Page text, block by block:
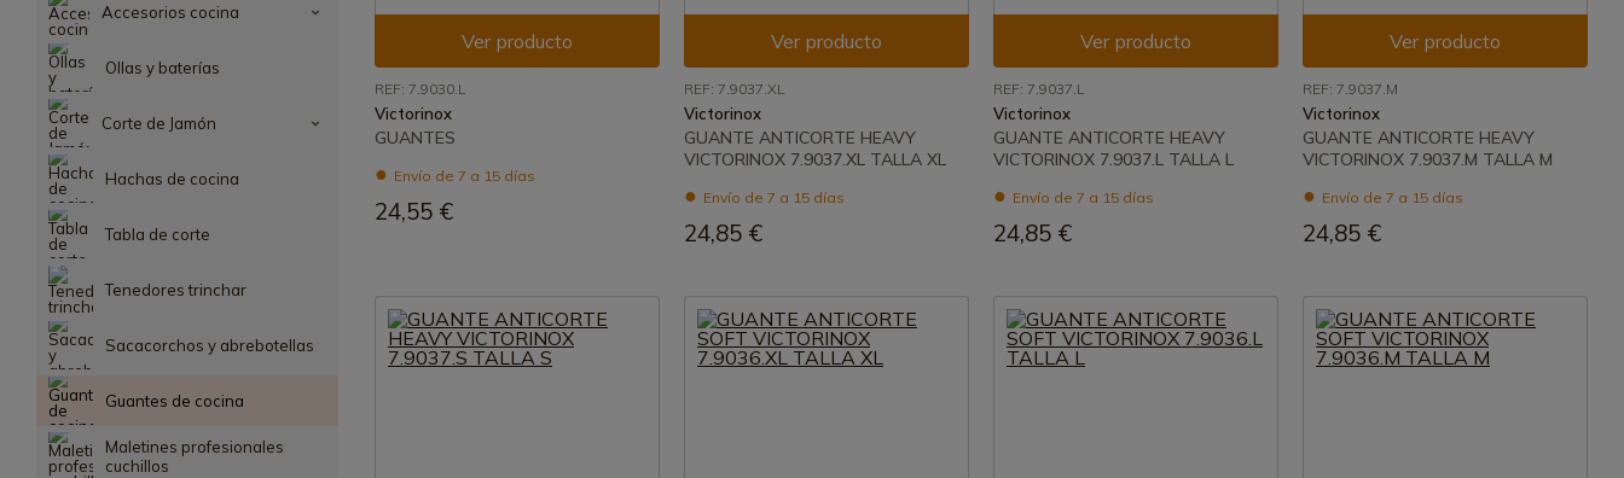
Accesorios cocina
Ollas y baterías
Corte de Jamón
Hachas de cocina
Tabla de corte
Tenedores trinchar
Sacacorchos y abrebotellas
Guantes de cocina
Maletines profesionales
cuchillos
Ver producto
REF: 7.9030.L
Victorinox
GUANTES
Envío de 7 a 15 días
24,55 €
Ver producto
REF: 7.9037.XL
Victorinox
GUANTE ANTICORTE HEAVY
VICTORINOX 7.9037.XL TALLA XL
Envío de 7 a 15 días
24,85 €
Ver producto
REF: 7.9037.L
Victorinox
GUANTE ANTICORTE HEAVY
VICTORINOX 7.9037.L TALLA L
Envío de 7 a 15 días
24,85 €
Ver producto
REF: 7.9037.M
Victorinox
GUANTE ANTICORTE HEAVY
VICTORINOX 7.9037.M TALLA M
Envío de 7 a 15 días
24,85 €